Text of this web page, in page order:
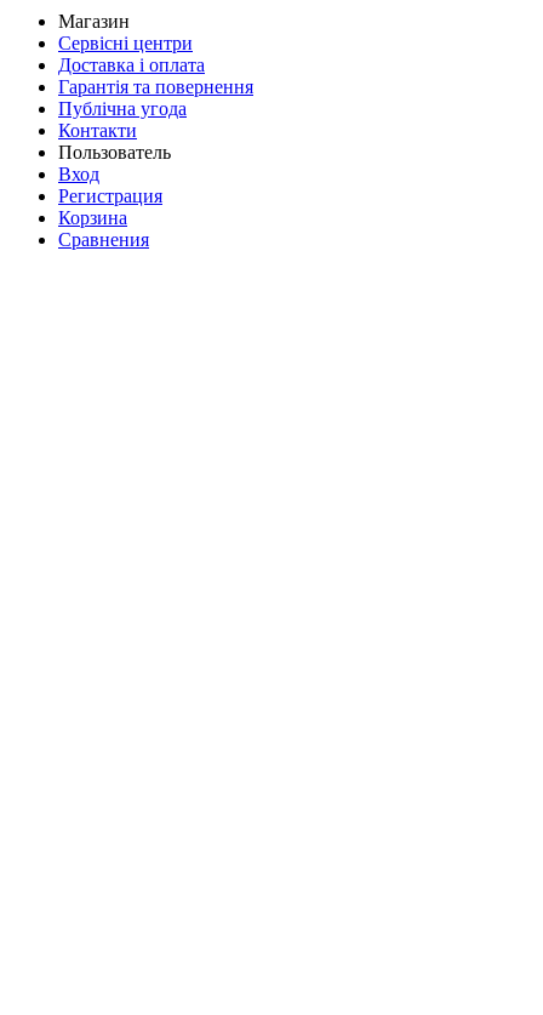
Магазин
Сервісні центри
Доставка і оплата
Гарантія та повернення
Публічна угода
Контакти
Пользователь
Вход
Регистрация
Корзина
Сравнения